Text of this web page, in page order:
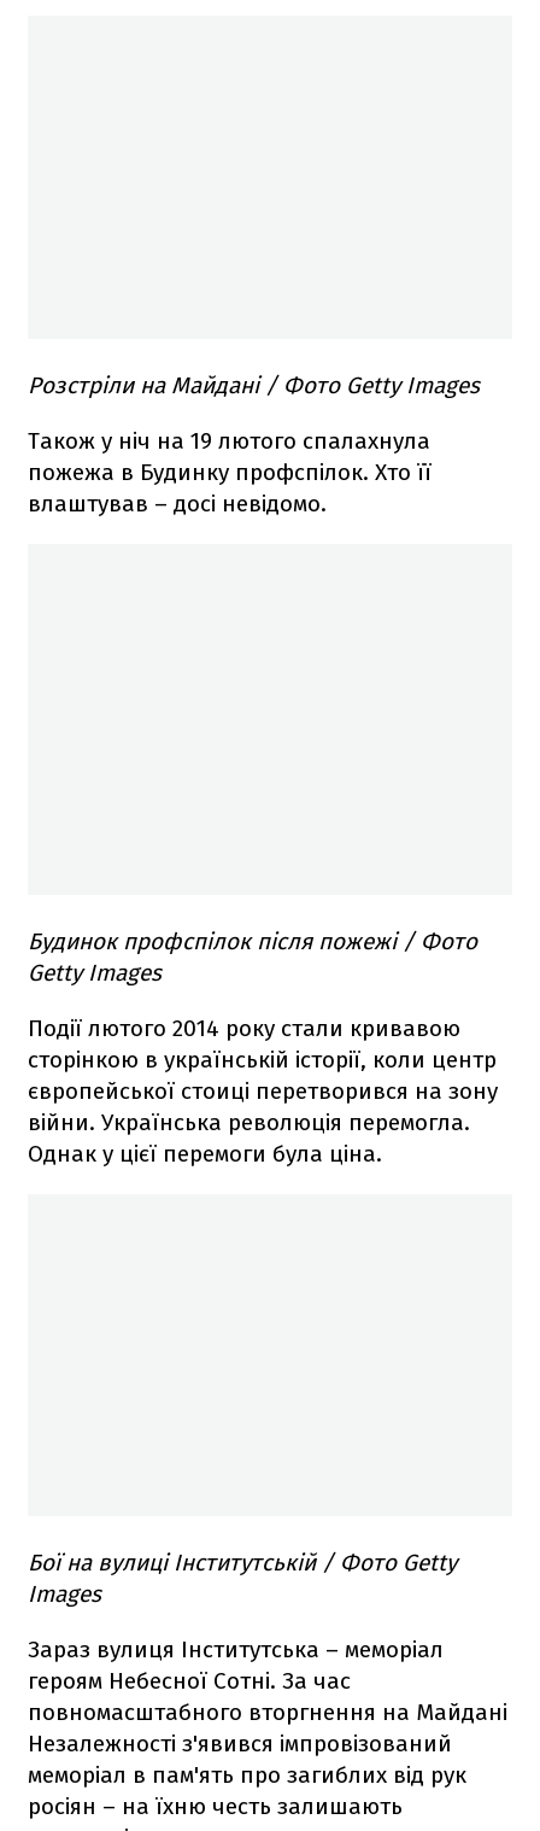
Розстріли на Майдані / Фото Getty Images
Також у ніч на 19 лютого спалахнула
пожежа в Будинку профспілок. Хто її
влаштував – досі невідомо.
Будинок профспілок після пожежі / Фото
Getty Images
Події лютого 2014 року стали кривавою
сторінкою в українській історії, коли центр
європейської стоиці перетворився на зону
війни. Українська революція перемогла.
Однак у цієї перемоги була ціна.
Бої на вулиці Інститутській / Фото Getty
Images
Зараз вулиця Інститутська – меморіал
героям Небесної Сотні. За час
повномасштабного вторгнення на Майдані
Незалежності з'явився імпровізований
меморіал в пам'ять про загиблих від рук
росіян – на їхню честь залишають